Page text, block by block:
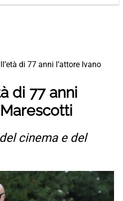
di 77 anni l’attore Ivano
di 77 anni
cinema e del